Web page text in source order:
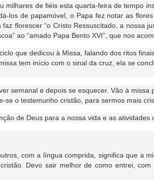
milhares de fiéis esta quarta-feira de tempo
los de papamóvel, o Papa fez notar as
florescer “o Cristo Ressuscitado, a nossa
ao “amado Papa Bento XVI”, que nos
que dedicou à Missa, falando dos ritos
tem início com o sinal da cruz, ela se
semanal e depois se esquecer. Vão à missa
se o testemunho cristão, para sermos mais
de Deus para a nossa vida e as atividades
com a língua comprida, significa que a
Devo sair melhor de como entrei,